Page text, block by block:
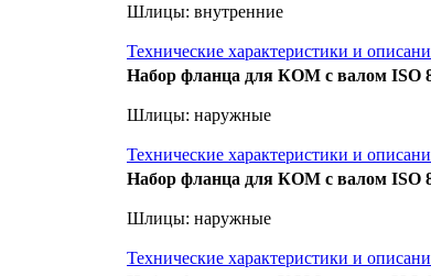
Шлицы: внутренние
Технические характеристики и
Набор фланца для КОМ с валом ISO
Шлицы: наружные
Технические характеристики и
Набор фланца для КОМ с валом ISO
Шлицы: наружные
Технические характеристики и